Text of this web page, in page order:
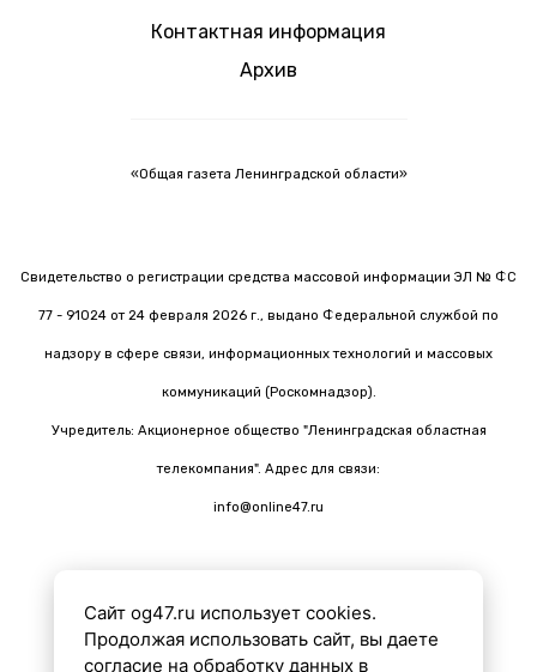
Контактная информация
Архив
«Общая газета Ленинградской области»
Свидетельство о регистрации средства массовой информации ЭЛ № ФС
77 - 91024 от 24 февраля 2026 г., выдано Федеральной службой по
надзору в сфере связи, информационных технологий и массовых
коммуникаций (Роскомнадзор).
Учредитель: Акционерное общество "Ленинградская областная
телекомпания". Адрес для связи:
info@online47.ru
Все материалы на сайте подготовлены с помощью ИИ
Сайт og47.ru использует cookies.
Продолжая использовать сайт, вы даете
согласие на обработку данных в